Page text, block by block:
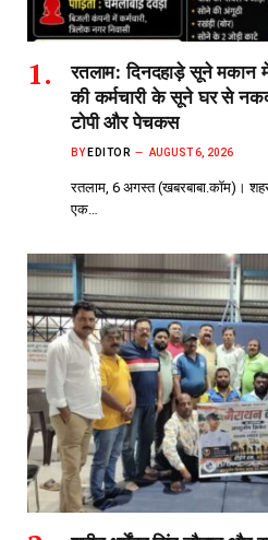
रतलाम: दिनदहाड़े सूने मकान
की कर्मचारी के सूने घर से
टोपी और पेचकस
BY EDITOR AUGUST 6, 2026
रतलाम, 6 अगस्त (खबरबाबा.कॉम)।
एक…